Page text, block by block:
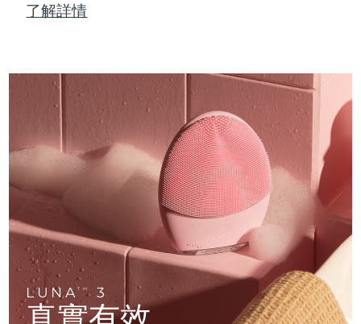
了解詳情
LUNATM 3
PEACH™ Cooling Prep Gel
Cooling IPL hair removal gel
ESPADA™ Blemish Solution
Concentrated acne gel
ESPADA™ 設備
All acne treatment devices
眼部護膚
Advanced eye care treatment
眼部護理設備
All revitalizing eye massagers
KIWI™
Blackhead remover
KIWI™ 皮肤护理
Advanced pore care essentials
FLIP™ play advanced
LED light hairbrush
LUNA™ Dual-Peptide Scalp
For healthy hair
牙齒美白
issa™ Teeth Whitening Set
Dual LED + sonic device & 18% PAP gel
issa™ Teeth Whitening Gel
更多的
護膚品 男士
匈牙利
印尼 預計送達日期 8/9/26
愛爾蘭 預計送達日期 8/11/26
曼島 預計送達日期 8/13/26
預計送達日期
義大利 預計送達日期 8/11/26
日本 預計送達日期8/14/26